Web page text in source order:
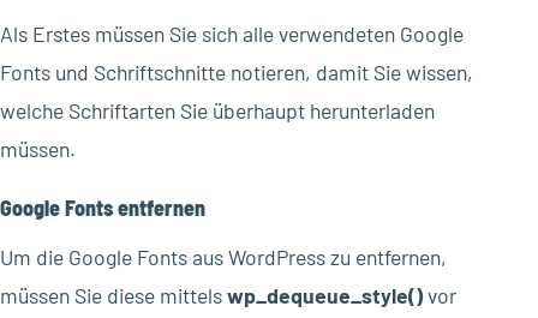
Als Erstes müssen Sie sich alle verwendeten Google
Fonts und Schriftschnitte notieren, damit Sie wissen,
welche Schriftarten Sie überhaupt herunterladen
müssen.
Google Fonts entfernen
Um die Google Fonts aus WordPress zu entfernen,
müssen Sie diese mittelswp_dequeue_style()vor